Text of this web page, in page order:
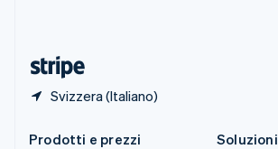
Svizzera (Italiano)
Prodotti e prezzi
Soluzioni